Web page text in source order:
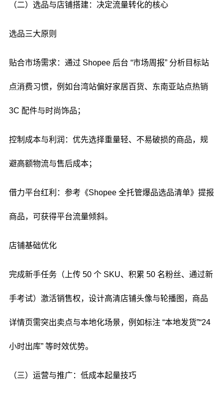
（二）选品与店铺搭建：决定流量转化的核心
选品三大原则
贴合市场需求：通过 Shopee 后台 “市场周报” 分析目标站
点消费习惯，例如台湾站偏好家居百货、东南亚站点热销
3C 配件与时尚饰品；
控制成本与利润：优先选择重量轻、不易破损的商品，规
避高额物流与售后成本；
借力平台红利：参考《Shopee 全托管爆品选品清单》提报
商品，可获得平台流量倾斜。
店铺基础优化
完成新手任务（上传 50 个 SKU、积累 50 名粉丝、通过新
手考试）激活销售权，设计高清店铺头像与轮播图，商品
详情页需突出卖点与本地化场景，例如标注 “本地发货”“24
小时出库” 等时效优势。
（三）运营与推广：低成本起量技巧